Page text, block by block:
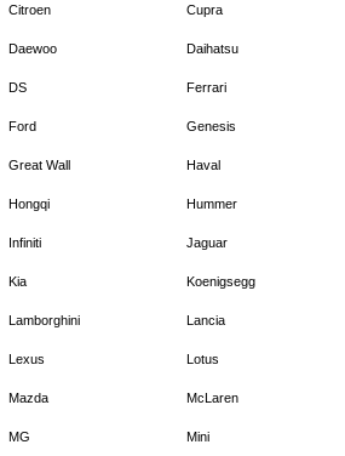
Citroen Cupra
Daewoo Daihatsu
DS Ferrari
Ford Genesis
Great Wall Haval
Hongqi Hummer
Infiniti Jaguar
Kia Koenigsegg
Lamborghini Lancia
Lexus Lotus
Mazda McLaren
MG Mini